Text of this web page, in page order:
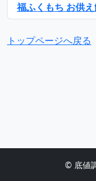
福ふくもち お供
トップページへ戻る
© 底値